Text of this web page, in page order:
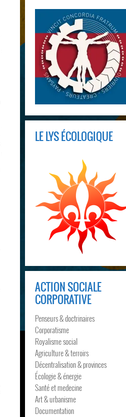
LE LYS ÉCOLOGIQUE
ACTION SOCIALE
CORPORATIVE
Penseurs & doctrinaires
Corporatisme
Royalisme social
Agriculture & terroirs
Décentralisation & provinces
Écologie & énergie
Santé et medecine
Art & urbanisme
Documentation